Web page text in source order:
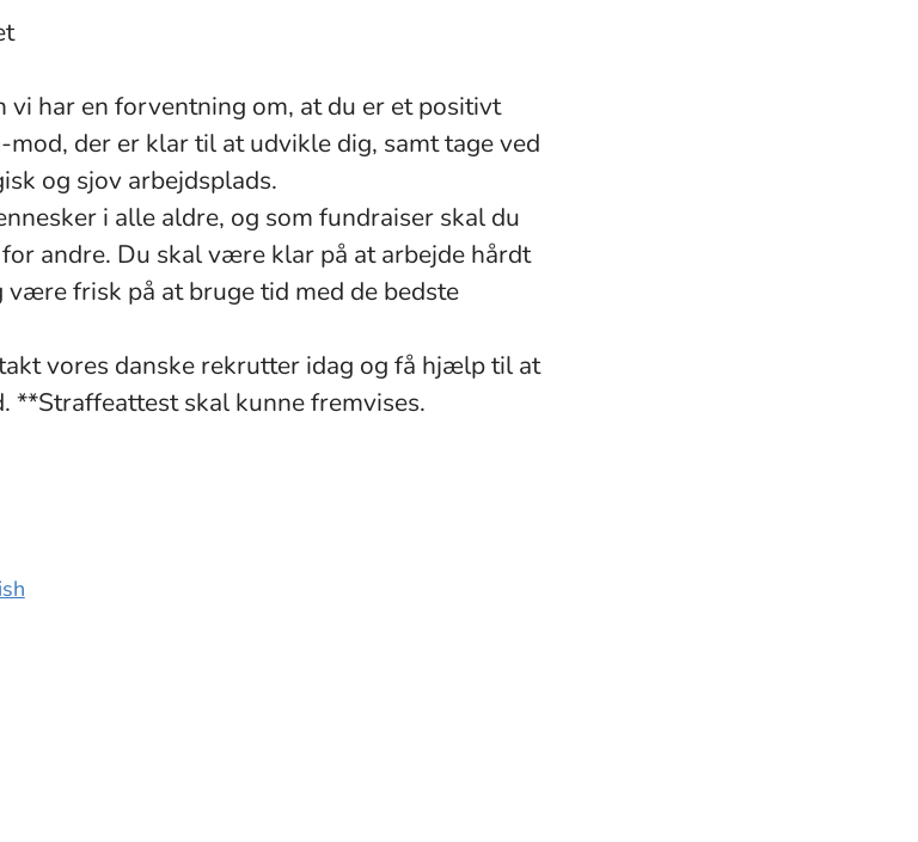
vi har en forventning om, at du er et positivt
der er klar til at udvikle dig, samt tage ved
og sjov arbejdsplads.
i alle aldre, og som fundraiser skal du
andre. Du skal være klar på at arbejde hårdt
frisk på at bruge tid med de bedste
vores danske rekrutter idag og få hjælp til at
**Straffeattest skal kunne fremvises.